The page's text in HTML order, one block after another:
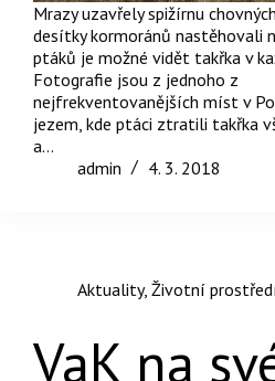
Mrazy uzavřely spižírnu
desítky kormoránů nastěhovali
ptáků je možné vidět takřka v
Fotografie jsou z jednoho z
nejfrekventovanějších míst v
jezem, kde ptáci ztratili takřka
a…
admin
4. 3. 2018
Aktuality, Životní
VaK na